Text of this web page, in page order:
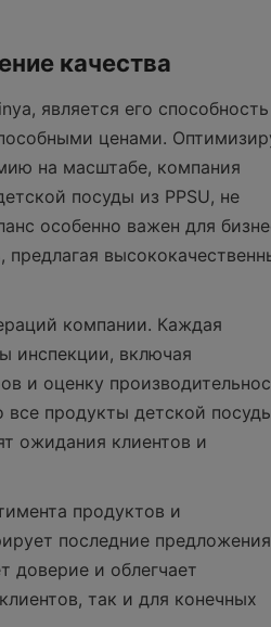
качества
является его способность
ценами.
на масштабе, компания
посуды из PPSU, не
особенно важен для
компании. Каждая
инспекции, включая
и оценку
продукты детской
ожидания клиентов и
продуктов и
последние
доверие и облегчает
так и для конечных